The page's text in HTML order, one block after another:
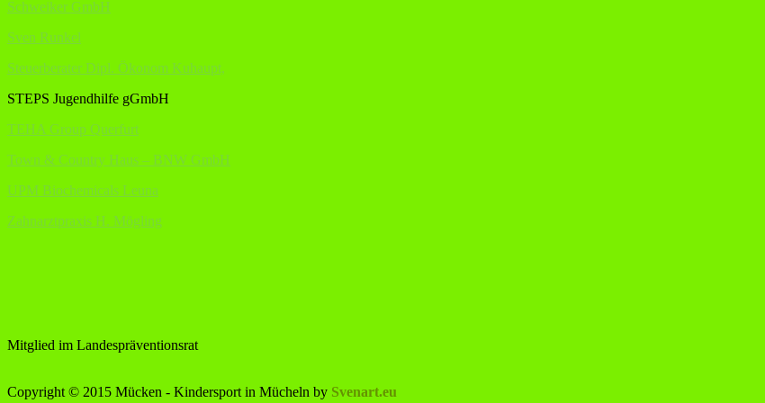
Schweiker GmbH
Sven Runkel
Steuerberater Dipl. Ökonom Kuhaupt,
STEPS Jugendhilfe gGmbH
TEHA Group Querfurt
Town & Country Haus – BNW GmbH
UPM Biochemicals Leuna
Zahnarztpraxis H. Mögling
Mitglied im Landespräventionsrat
Copyright © 2015 Mücken - Kindersport in Mücheln by Svenart.eu